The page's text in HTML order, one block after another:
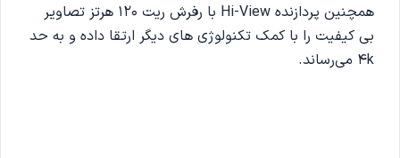
همچنین پردازنده‌ Hi-View با رفرش ریت 120 هرتز تصاویر
بی کیفیت را با کمک تکنولوژی های دیگر ارتقا داده و به حد
4k می‌رساند.